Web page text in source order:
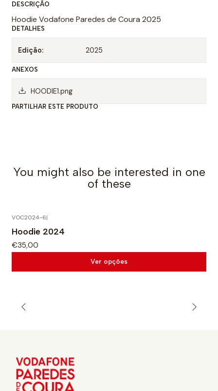
i
e
DESCRIÇÃO
Hoodie Vodafone Paredes de Coura 2025
DETALHES
Edição: 2025
ANEXOS
HOODIE1.png
PARTILHAR ESTE PRODUTO
You might also be interested in one
of these
VOC2024-6|
Hoodie 2024
€35,00
Ver opções